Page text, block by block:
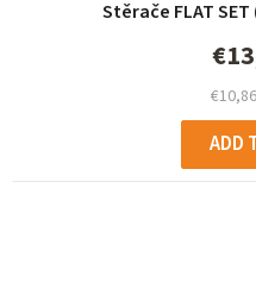
Stěrače FLAT SET
ADD